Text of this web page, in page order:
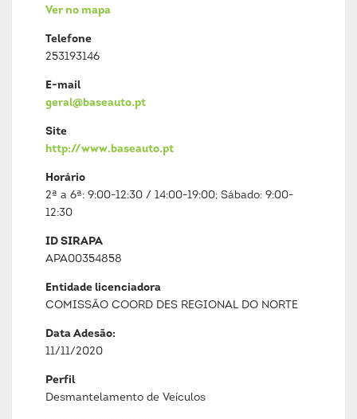
Ver no mapa
Telefone
253193146
E-mail
geral@baseauto.pt
Site
http://www.baseauto.pt
Horário
2ª a 6ª: 9:00-12:30 / 14:00-19:00; Sábado: 9:00-
12:30
ID SIRAPA
APA00354858
Entidade licenciadora
COMISSÃO COORD DES REGIONAL DO NORTE
Data Adesão:
11/11/2020
Perfil
Desmantelamento de Veículos